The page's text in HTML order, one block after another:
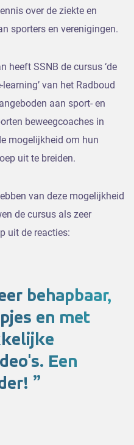
over de ziekte en
sporters en verenigingen.
heeft SSNB de cursus ‘de
van het Radboud
aan sport- en
beweegcoaches in
mogelijkheid om hun
uit te breiden.
van deze mogelijkheid
de cursus als zeer
uit de reacties:
behapbaar,
en met
Een